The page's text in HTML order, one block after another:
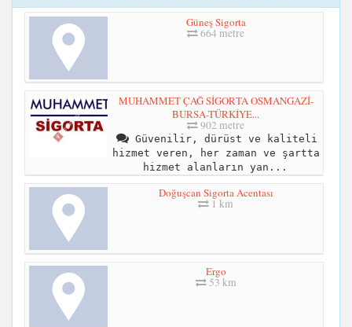
Güneş Sigorta
664 metre
MUHAMMET ÇAĞ SİGORTA OSMANGAZİ-
BURSA-TÜRKİYE...
902 metre
Güvenilir, dürüst ve kaliteli
hizmet veren, her zaman ve şartta
hizmet alanların yan...
Doğuşcan Sigorta Acentası
1 km
Ergo
53 km